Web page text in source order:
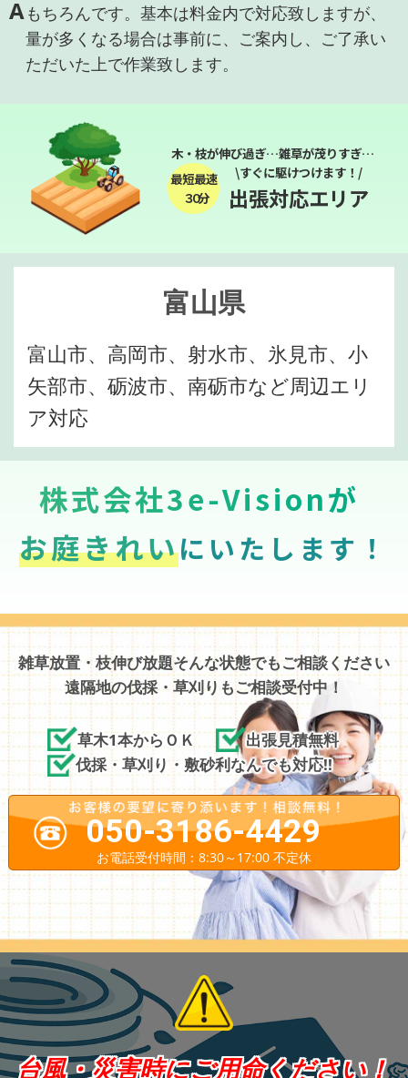
Aもちろんです。基本は料金内で対応致しますが、
量が多くなる場合は事前に、ご案内し、ご了承い
ただいた上で作業致します。
木・枝が伸び過ぎ…雑草が茂りすぎ…
最短最速
３０分
\すぐに駆けつけます！/
出張対応エリア
富山県
富山市、高岡市、射水市、氷見市、小
矢部市、砺波市、南砺市など周辺エリ
ア対応
株式会社3e-Visionが
お庭きれいにいたします！
雑草放置・枝伸び放題そんな状態でもご相談ください
遠隔地の伐採・草刈りもご相談受付中！
草木1本からＯＫ
出張見積無料
伐採・草刈り・敷砂利なんでも対応!!
050-3186-4429
お電話受付時間：8:30～17:00 不定休
台風・災害時にご用命ください！